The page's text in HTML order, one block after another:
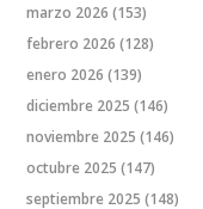
marzo 2026 (153)
febrero 2026 (128)
enero 2026 (139)
diciembre 2025 (146)
noviembre 2025 (146)
octubre 2025 (147)
septiembre 2025 (148)